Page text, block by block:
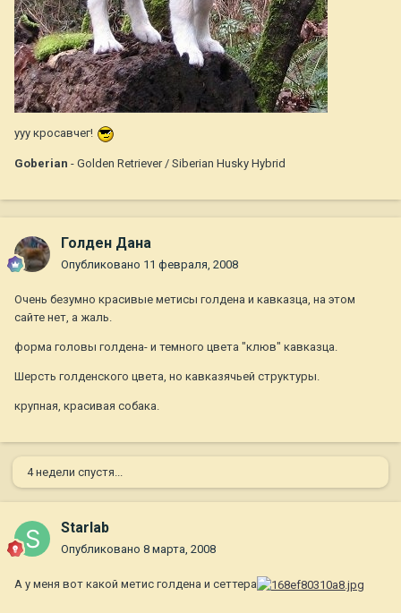
ууу кросавчег!
Goberian - Golden Retriever / Siberian Husky Hybrid
Голден Дана
Опубликовано 11 февраля, 2008
Очень безумно красивые метисы голдена и кавказца, на этом
сайте нет, а жаль.
форма головы голдена- и темного цвета "клюв" кавказца.
Шерсть голденского цвета, но кавказячьей структуры.
крупная, красивая собака.
4 недели спустя...
Starlab
Опубликовано 8 марта, 2008
А у меня вот какой метис голдена и сеттера